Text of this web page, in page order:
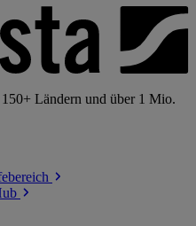
Ländern und über 1 Mio.